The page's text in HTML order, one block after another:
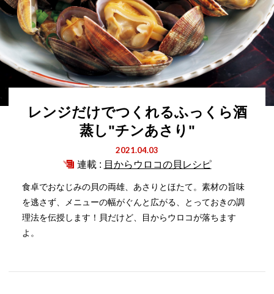
レンジだけでつくれるふっくら酒
蒸し"チンあさり"
2021.04.03
連載 : 目からウロコの貝レシピ
食卓でおなじみの貝の両雄、あさりとほたて。素材の旨味
を逃さず、メニューの幅がぐんと広がる、とっておきの調
理法を伝授します！貝だけど、目からウロコが落ちます
よ。